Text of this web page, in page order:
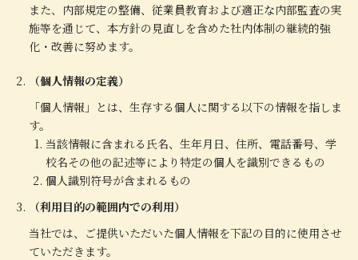
また、内部規定の整備、従業員教育および適正な内部監査の実
施等を通じて、本方針の見直しを含めた社内体制の継続的強
化・改善に努めます。
（個人情報の定義）
「個人情報」とは、生存する個人に関する以下の情報を指しま
す。
当該情報に含まれる氏名、生年月日、住所、電話番号、学
校名その他の記述等により特定の個人を識別できるもの
個人識別符号が含まれるもの
（利用目的の範囲内での利用）
当社では、ご提供いただいた個人情報を下記の目的に使用させ
ていただきます。